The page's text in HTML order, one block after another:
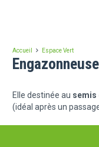
Accueil Espace Vert
Engazonneuse
Elle destinée au semis
(idéal après un